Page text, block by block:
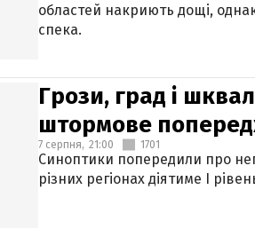
областей накриють дощі,
спека.
Грози, град і
штормове
7 серпня, 21:00 1701
Синоптики попередили про
різних регіонах діятиме І